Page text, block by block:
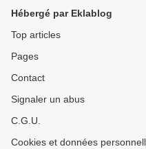
Hébergé par Eklablog
Top articles
Pages
Contact
Signaler un abus
C.G.U.
Cookies et données